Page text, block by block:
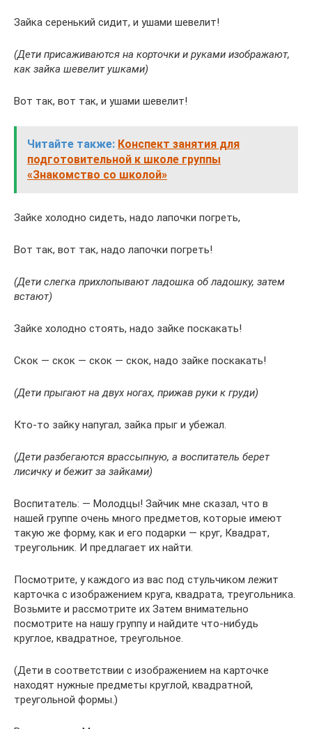
Зайка серенький сидит, и ушами шевелит!
(Дети присаживаются на корточки и руками изображают,
как зайка шевелит ушками)
Вот так, вот так, и ушами шевелит!
Читайте также: Конспект занятия для
подготовительной к школе группы
«Знакомство со школой»
Зайке холодно сидеть, надо лапочки погреть,
Вот так, вот так, надо лапочки погреть!
(Дети слегка прихлопывают ладошка об ладошку, затем
встают)
Зайке холодно стоять, надо зайке поскакать!
Скок — скок — скок — скок, надо зайке поскакать!
(Дети прыгают на двух ногах, прижав руки к груди)
Кто-то зайку напугал, зайка прыг и убежал.
(Дети разбегаются врассыпную, а воспитатель берет
лисичку и бежит за зайками)
Воспитатель: — Молодцы! Зайчик мне сказал, что в
нашей группе очень много предметов, которые имеют
такую же форму, как и его подарки — круг, Квадрат,
треугольник. И предлагает их найти.
Посмотрите, у каждого из вас под стульчиком лежит
карточка с изображением круга, квадрата, треугольника.
Возьмите и рассмотрите их Затем внимательно
посмотрите на нашу группу и найдите что-нибудь
круглое, квадратное, треугольное.
(Дети в соответствии с изображением на карточке
находят нужные предметы круглой, квадратной,
треугольной формы.)